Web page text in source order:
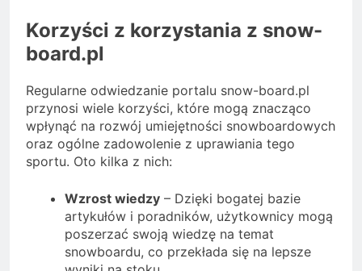
Korzyści z korzystania z snow-
board.pl
Regularne odwiedzanie portalu snow-board.pl
przynosi wiele korzyści, które mogą znacząco
wpłynąć na rozwój umiejętności snowboardowych
oraz ogólne zadowolenie z uprawiania tego
sportu. Oto kilka z nich:
Wzrost wiedzy – Dzięki bogatej bazie
artykułów i poradników, użytkownicy mogą
poszerzać swoją wiedzę na temat
snowboardu, co przekłada się na lepsze